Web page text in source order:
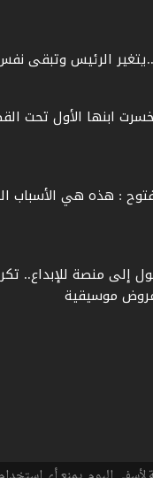
الرئيس وتبقى
ابنها الأول تحت
: هذه هي الأسباب
إلى منصة للإبداع..
موسيقية